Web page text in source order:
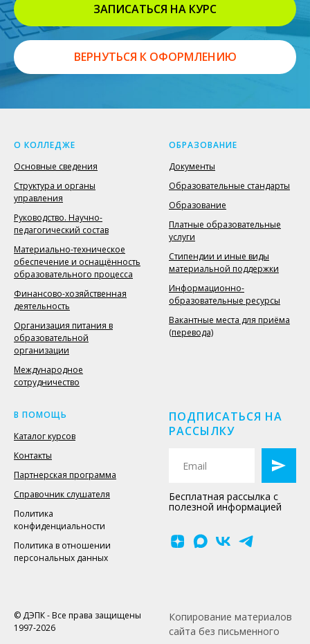
ЗАПИСАТЬСЯ НА КУРС
ВЕРНУТЬСЯ К ОФОРМЛЕНИЮ
О КОЛЛЕДЖЕ
Основные сведения
Структура и органы
управления
Руководство. Научно-
педагогический состав
Материально-техническое
обеспечение и оснащённость
образовательного процесса
Финансово-хозяйственная
деятельность
Организация питания в
образовательной
организации
Международное
сотрудничество
ОБРАЗОВАНИЕ
Документы
Образовательные стандарты
Образование
Платные образовательные
услуги
Стипендии и иные виды
материальной поддержки
Информационно-
образовательные ресурсы
Вакантные места для приёма
(перевода)
В ПОМОЩЬ
Каталог курсов
Контакты
Партнерская программа
Справочник слушателя
Политика
конфиденциальности
Политика в отношении
персональных данных
ПОДПИСАТЬСЯ НА
РАССЫЛКУ
Бесплатная рассылка с
полезной информацией
© ДЭПК - Все права защищены
1997-2026
Копирование материалов
сайта без письменного